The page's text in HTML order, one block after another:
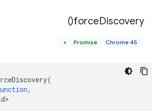
forceDiscovery(
)
Promise Chrome 45+
(
,